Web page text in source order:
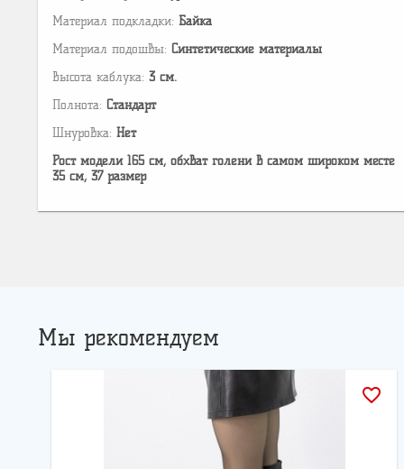
Материал подкладки: Байка
Материал подошвы: Cинтетические материалы
Высота каблука: 3 см.
Полнота: Стандарт
Шнуровка: Нет
Рост модели 165 см, обхват голени в самом широком месте
35 см, 37 размер
Мы рекомендуем
favorite_border